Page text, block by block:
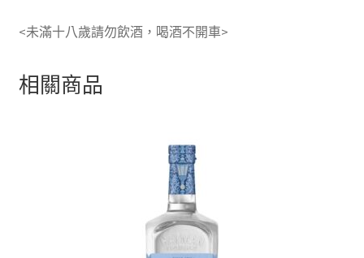
<未滿十八歲請勿飲酒，喝酒不開車>
相關商品